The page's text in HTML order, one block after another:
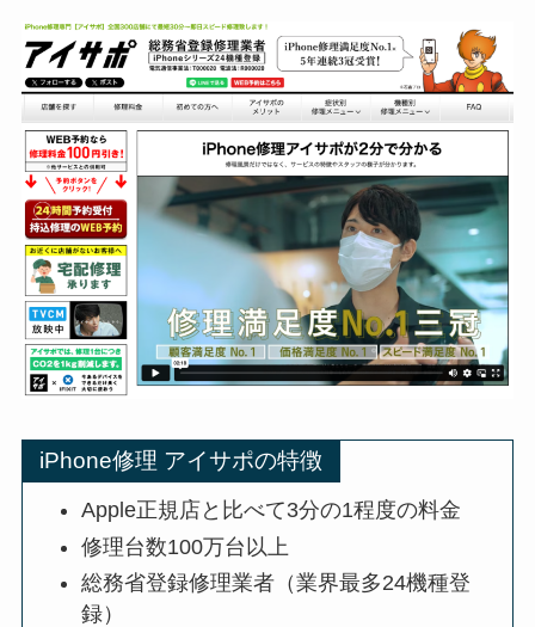
iPhone修理 アイサポの特徴
Apple正規店と比べて3分の1程度の料金
修理台数100万台以上
総務省登録修理業者（業界最多24機種登
録）